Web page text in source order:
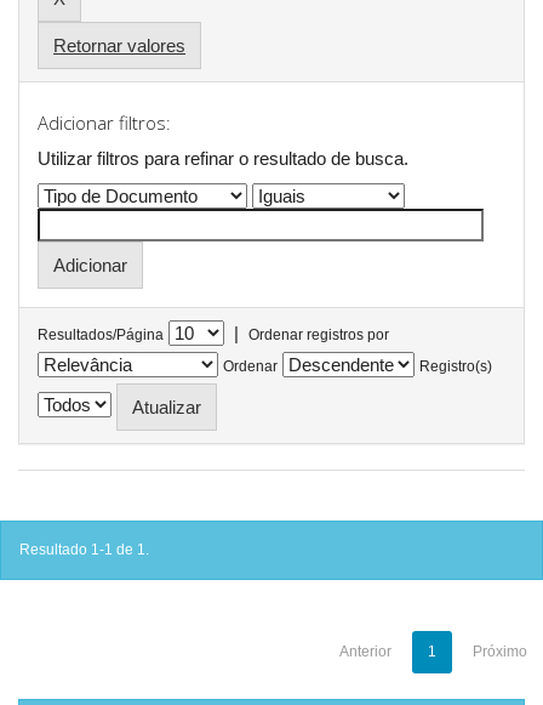
Retornar valores
Adicionar filtros:
Utilizar filtros para refinar o resultado de busca.
Resultados/Página |
Ordenar registros por
Ordenar
Registro(s)
Resultado 1-1 de 1.
Anterior 1 Próximo